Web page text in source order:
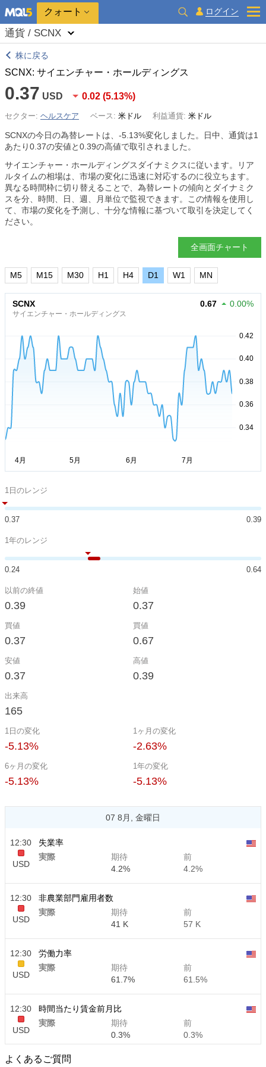
クォート ログイン
通貨 / SCNX
株に戻る
SCNX: サイエンチャー・ホールディングス
0.37 USD 0.02 (5.13%)
セクター: ヘルスケア ベース: 米ドル 利益通貨: 米ドル
SCNXの今日の為替レートは、 -5.13%変化しました。日中、通貨は1
あたり0.37の安値と0.39の高値で取引されました。
サイエンチャー・ホールディングスダイナミクスに従います。リア
ルタイムの相場は、市場の変化に迅速に対応するのに役立ちます。
異なる時間枠に切り替えることで、為替レートの傾向とダイナミク
スを分、時間、日、週、月単位で監視できます。この情報を使用し
て、市場の変化を予測し、十分な情報に基づいて取引を決定してく
ださい。
全画面チャート
M5 M15 M30 H1 H4 D1 W1 MN
SCNX
サイエンチャー・ホールディングス
0.67 0.00%
1日のレンジ
0.37 0.39
1年のレンジ
0.24 0.64
以前の終値
0.39
始値
0.37
買値
0.37
買値
0.67
安値
0.37
高値
0.39
出来高
165
1日の変化
-5.13%
1ヶ月の変化
-2.63%
6ヶ月の変化
-5.13%
1年の変化
-5.13%
07 8月, 金曜日
12:30
USD
失業率
実際
期待
4.2%
前
4.2%
12:30
USD
非農業部門雇用者数
実際
期待
41 K
前
57 K
12:30
USD
労働力率
実際
期待
61.7%
前
61.5%
12:30
USD
時間当たり賃金前月比
実際
期待
0.3%
前
0.3%
12:30 時間当たり賃金前年比
よくあるご質問